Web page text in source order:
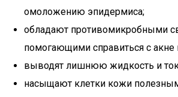
омоложению эпидермиса;
обладают противомикробными
помогающими справиться с
выводят лишнюю жидкость и
насыщают клетки кожи